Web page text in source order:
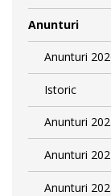
Anunturi
Anunturi
Istoric
Anunturi
Anunturi
Anunturi